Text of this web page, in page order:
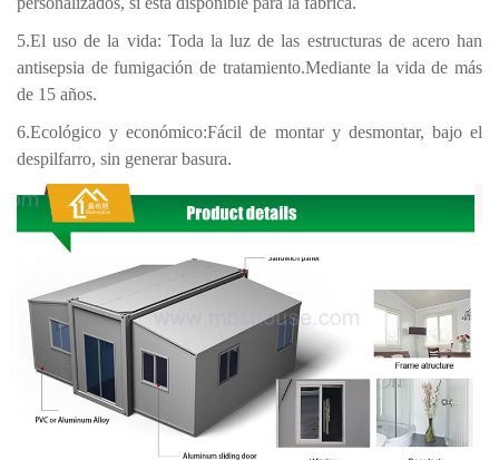
5.El uso de la vida: Toda la luz de las estructuras de acero han
antisepsia de fumigación de tratamiento.Mediante la vida de más
de 15 años.
6.Ecológico y económico:Fácil de montar y desmontar, bajo el
despilfarro, sin generar basura.